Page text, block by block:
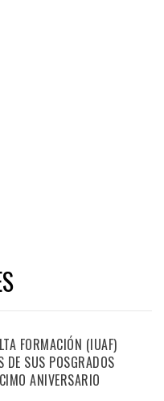
FORMACIÓN (IUAF)
DE SUS POSGRADOS
ANIVERSARIO